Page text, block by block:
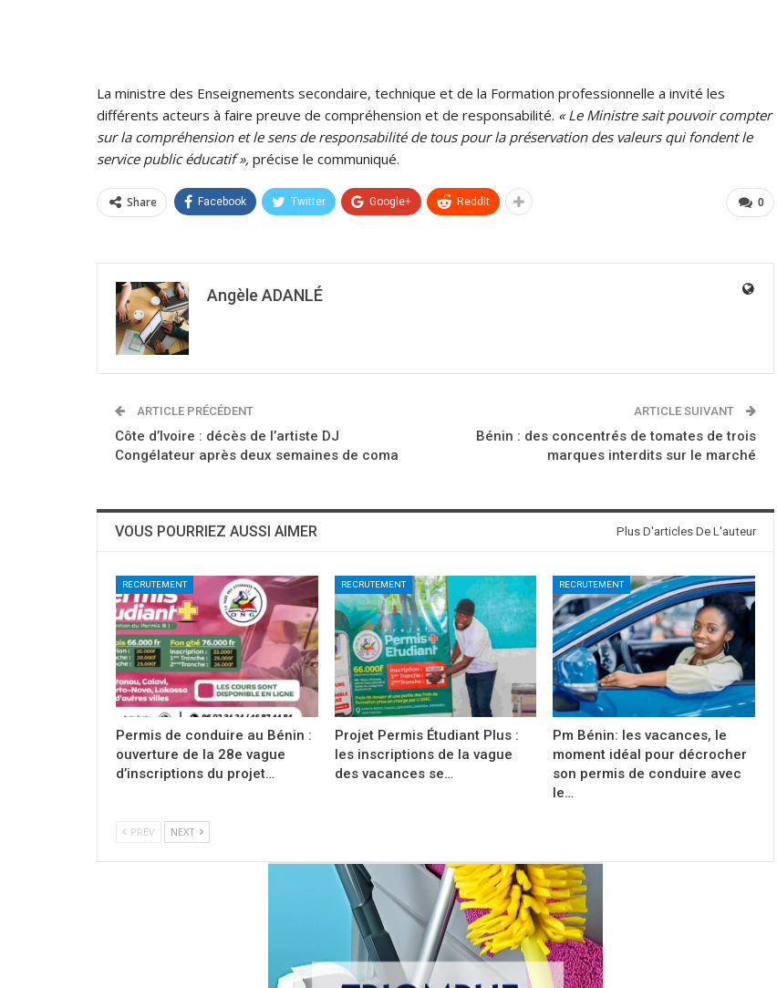
La ministre des Enseignements secondaire, technique et de la Formation professionnelle a invité les
différents acteurs à faire preuve de compréhension et de responsabilité. « Le Ministre sait pouvoir compter
sur la compréhension et le sens de responsabilité de tous pour la préservation des valeurs qui fondent le
service public éducatif », précise le communiqué.
0
Share Facebook Twitter Google+ ReddIt
Angèle ADANLÉ
ARTICLE PRÉCÉDENT
Côte d’Ivoire : décès de l’artiste DJ
Congélateur après deux semaines de coma
ARTICLE SUIVANT
Bénin : des concentrés de tomates de trois
marques interdits sur le marché
VOUS POURRIEZ AUSSI AIMER Plus D'articles De L'auteur
RECRUTEMENT
Permis de conduire au Bénin :
ouverture de la 28e vague
d’inscriptions du projet…
RECRUTEMENT
Projet Permis Étudiant Plus :
les inscriptions de la vague
des vacances se…
RECRUTEMENT
Pm Bénin: les vacances, le
moment idéal pour décrocher
son permis de conduire avec
le…
PREV NEXT